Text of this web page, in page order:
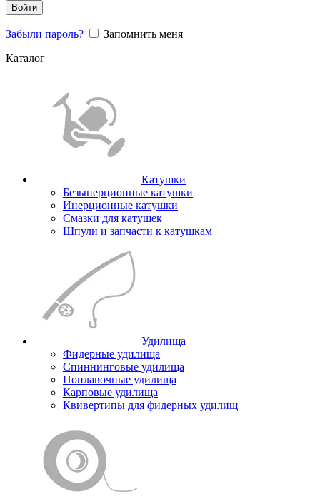
Войти
Забыли пароль?
Запомнить меня
Каталог
Катушки
Безынерционные катушки
Инерционные катушки
Смазки для катушек
Шпули и запчасти к катушкам
Удилища
Фидерные удилища
Спиннинговые удилища
Поплавочные удилища
Карповые удилища
Квивертипы для фидерных удилищ